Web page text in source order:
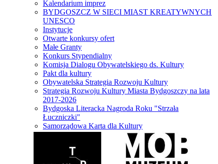
Kalendarium imprez
BYDGOSZCZ W SIECI MIAST KREATYWNYCH
UNESCO
Instytucje
Otwarte konkursy ofert
Małe Granty
Konkurs Stypendialny
Komisja Dialogu Obywatelskiego ds. Kultury
Pakt dla kultury
Obywatelska Strategia Rozwoju Kultury
Strategia Rozwoju Kultury Miasta Bydgoszczy na lata
2017-2026
Bydgoska Literacka Nagroda Roku "Strzała
Łuczniczki"
Samorządowa Karta dla Kultury